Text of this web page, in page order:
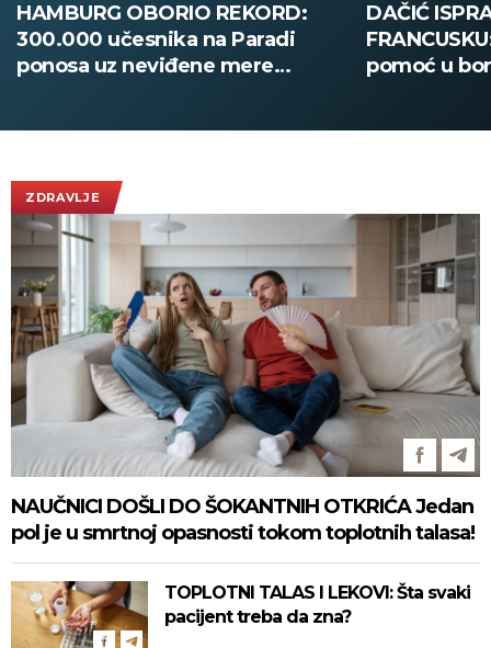
HAMBURG OBORIO REKORD:
300.000 učesnika na Paradi
ponosa uz neviđene mere
DAČIĆ
pomoć u
ZDRAVLJE
NAUČNICI DOŠLI DO ŠOKANTNIH OTKRIĆA Jedan
pol je u smrtnoj opasnosti tokom toplotnih talasa!
TOPLOTNI TALAS I LEKOVI: Šta svaki
pacijent treba da zna?